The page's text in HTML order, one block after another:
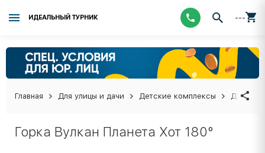
ИДЕАЛЬНЫЙ ТУРНИК ---
Главная Для улицы и дачи Детские комплексы
Горка Вулкан Планета Хот 180°